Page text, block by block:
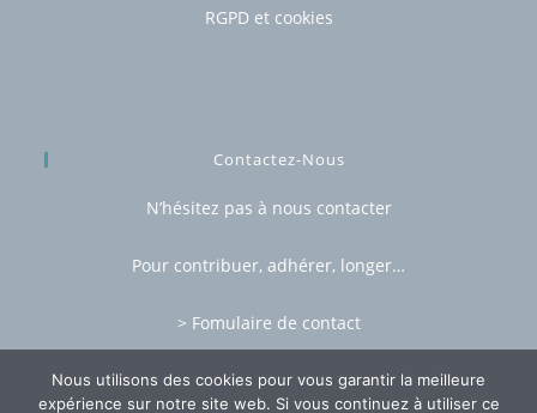
RGPD et cookies
Contactez-Nous
N’hésitez pas à nous contacter
Pour contribuer, adhérer, longer…
> Fomulaire de contact
Nous utilisons des cookies pour vous garantir la meilleure
expérience sur notre site web. Si vous continuez à utiliser ce